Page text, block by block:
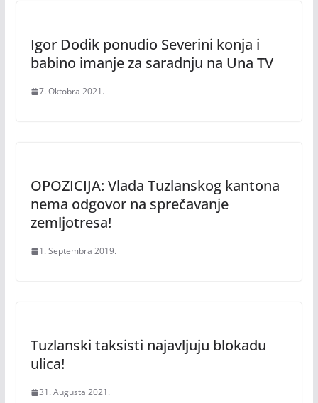
Igor Dodik ponudio Severini konja i
babino imanje za saradnju na Una TV
7. Oktobra 2021.
OPOZICIJA: Vlada Tuzlanskog kantona
nema odgovor na sprečavanje
zemljotresa!
1. Septembra 2019.
Tuzlanski taksisti najavljuju blokadu
ulica!
31. Augusta 2021.